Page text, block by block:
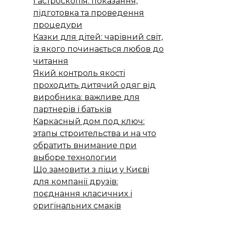
підготовка та проведення
процедури
Казки для дітей: чарівний світ,
із якого починається любов до
читання
Який контроль якості
проходить дитячий одяг від
виробника: важливе для
партнерів і батьків
Каркасный дом под ключ:
этапы строительства и на что
обратить внимание при
выборе технологии
Що замовити з піци у Києві
для компанії друзів:
поєднання класичних і
оригінальних смаків